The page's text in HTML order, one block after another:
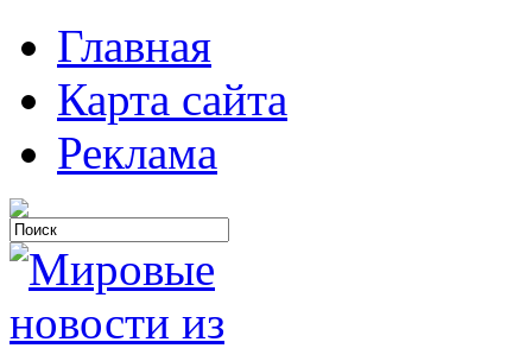
Главная
Карта сайта
Реклама